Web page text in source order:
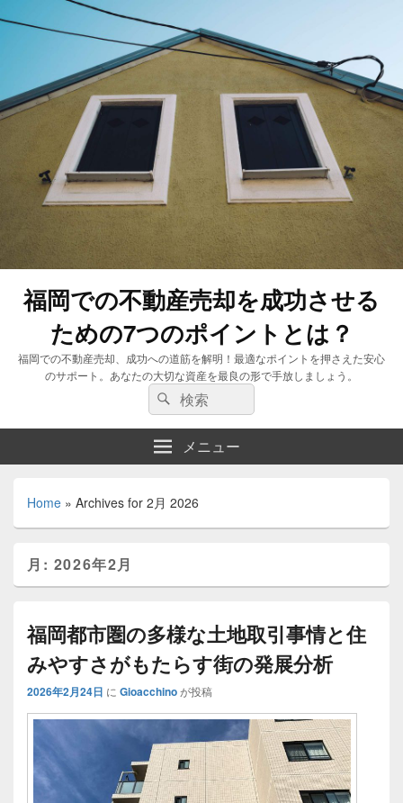
福岡での不動産売却を成功させる
ための7つのポイントとは？
福岡での不動産売却、成功への道筋を解明！最適なポイントを押さえた安心
のサポート。あなたの大切な資産を最良の形で手放しましょう。
検
索:
検
索
メニュー
Home » Archives for 2月 2026
月: 2026年2月
福岡都市圏の多様な土地取引事情と住
みやすさがもたらす街の発展分析
2026年2月24日 に Gioacchinoが投稿